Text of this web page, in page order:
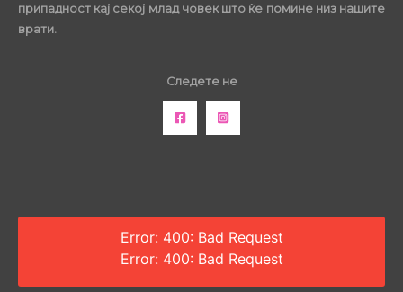
припадност кај секој млад човек што ќе помине низ нашите
врати.
Следете не
Error: 400: Bad Request
Error: 400: Bad Request